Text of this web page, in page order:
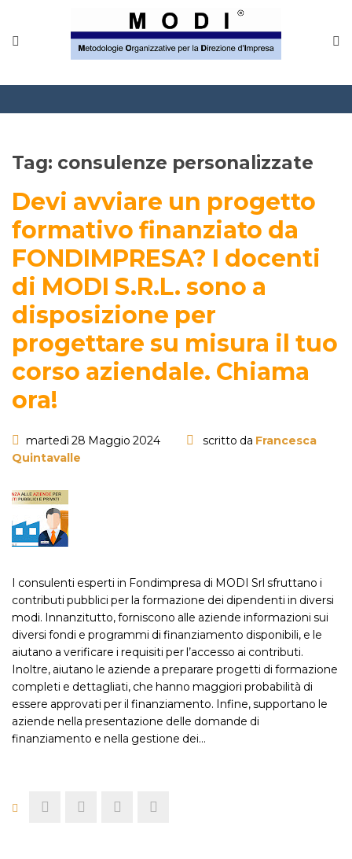
Corsi
Questionario
Blog e info
Tag: consulenze personalizzate
Devi avviare un progetto
formativo finanziato da
FONDIMPRESA? I docenti
di MODI S.R.L. sono a
disposizione per
progettare su misura il tuo
corso aziendale. Chiama
ora!
martedì 28 Maggio 2024 scritto da Francesca
Quintavalle
I consulenti esperti in Fondimpresa di MODI Srl sfruttano i
contributi pubblici per la formazione dei dipendenti in diversi
modi. Innanzitutto, forniscono alle aziende informazioni sui
diversi fondi e programmi di finanziamento disponibili, e le
aiutano a verificare i requisiti per l’accesso ai contributi.
Inoltre, aiutano le aziende a preparare progetti di formazione
completi e dettagliati, che hanno maggiori probabilità di
essere approvati per il finanziamento. Infine, supportano le
aziende nella presentazione delle domande di
finanziamento e nella gestione dei…